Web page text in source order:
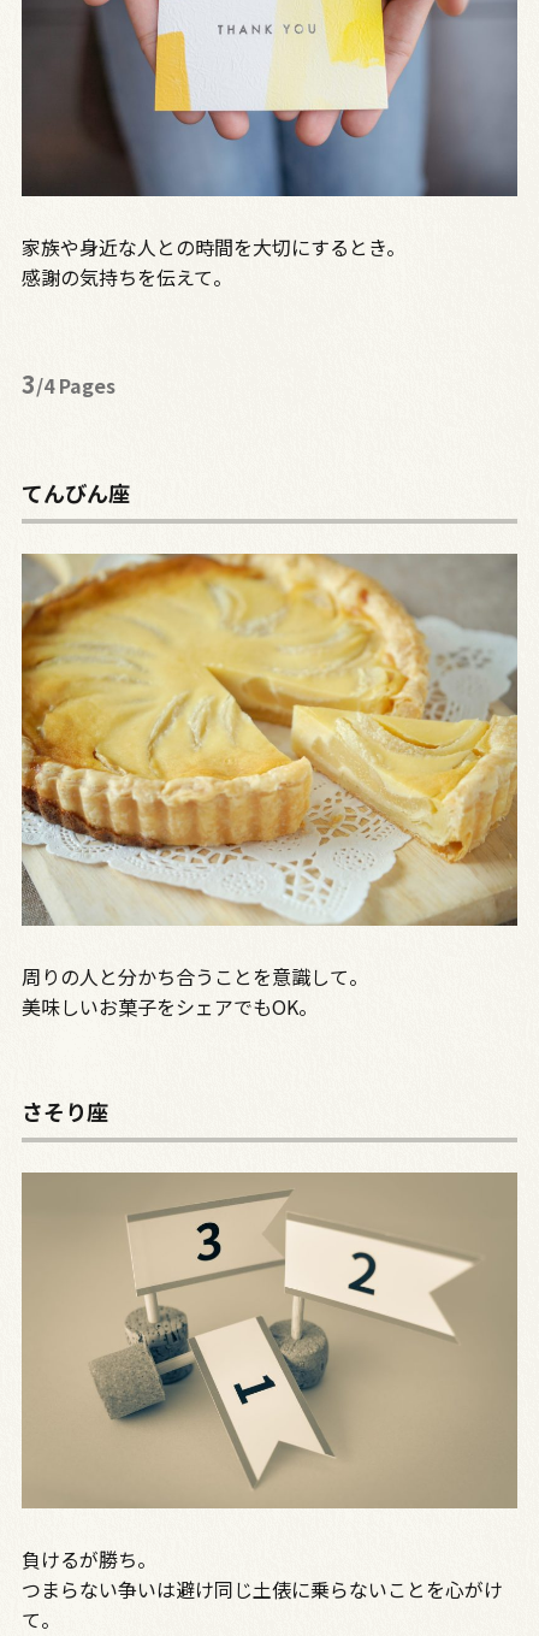
家族や身近な人との時間を大切にするとき。
感謝の気持ちを伝えて。
3/4 Pages
てんびん座
周りの人と分かち合うことを意識して。
美味しいお菓子をシェアでもOK。
さそり座
負けるが勝ち。
つまらない争いは避け同じ土俵に乗らないことを心がけ
て。